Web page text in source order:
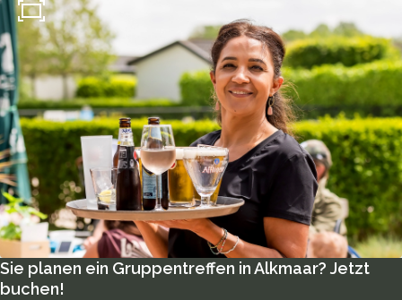
Sie planen ein Gruppentreffen in Alkmaar? Jetzt
buchen!